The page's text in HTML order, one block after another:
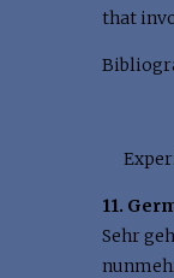
that
11.
Sehr